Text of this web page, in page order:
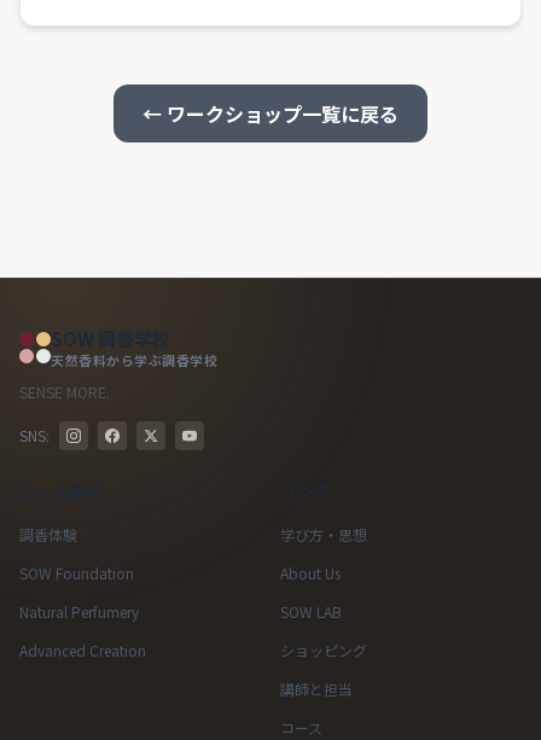
← ワークショップ一覧に戻る
SOW 調香学校
天然香料から学ぶ調香学校
SENSE MORE.
SNS:
調香体験
SOW Foundation
Natural Perfumery
Advanced Creation
リンク
学び方・思想
About Us
SOW LAB
ショッピング
講師と担当
コース